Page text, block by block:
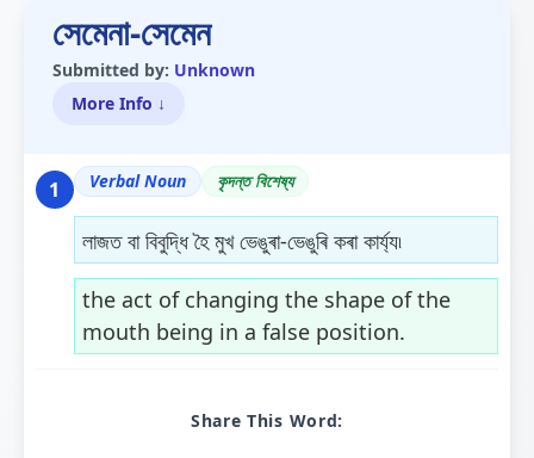
সেমেনা-সেমেন
Submitted by: Unknown
More Info ↓
1 Verbal Noun কৃদন্ত বিশেষ্য
লাজত বা বিবুদ্ধি হৈ মুখ ভেঙুৰা-ভেঙুৰি কৰা কাৰ্য্য৷
the act of changing the shape of the
mouth being in a false position.
Share This Word: